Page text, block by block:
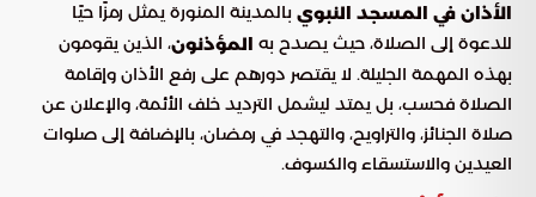
الأذان في المسجد النبوي بالمدينة المنورة يمثل رمزًا حيًا
للدعوة إلى الصلاة، حيث يصدح به المؤذنون، الذين يقومون
بهذه المهمة الجليلة. لا يقتصر دورهم على رفع الأذان وإقامة
الصلاة فحسب، بل يمتد ليشمل الترديد خلف الأئمة، والإعلان عن
صلاة الجنائز، والتراويح، والتهجد في رمضان، بالإضافة إلى صلوات
العيدين والاستسقاء والكسوف.